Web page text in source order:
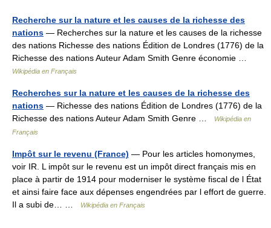
Recherche sur la nature et les causes de la richesse des
nations — Recherches sur la nature et les causes de la richesse
des nations Richesse des nations Édition de Londres (1776) de la
Richesse des nations Auteur Adam Smith Genre économie …
Wikipédia en Français
Recherches sur la nature et les causes de la richesse des
nations — Richesse des nations Édition de Londres (1776) de la
Richesse des nations Auteur Adam Smith Genre …
Wikipédia en
Français
Impôt sur le revenu (France) — Pour les articles homonymes,
voir IR. L impôt sur le revenu est un impôt direct français mis en
place à partir de 1914 pour moderniser le système fiscal de l État
et ainsi faire face aux dépenses engendrées par l effort de guerre.
Il a subi de… …
Wikipédia en Français